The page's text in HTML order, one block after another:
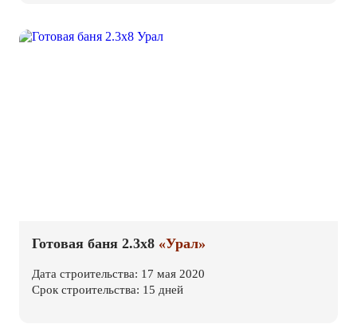
Готовая баня 2.3х8 «Урал»
Дата строительства: 17 мая 2020
Срок строительства: 15 дней